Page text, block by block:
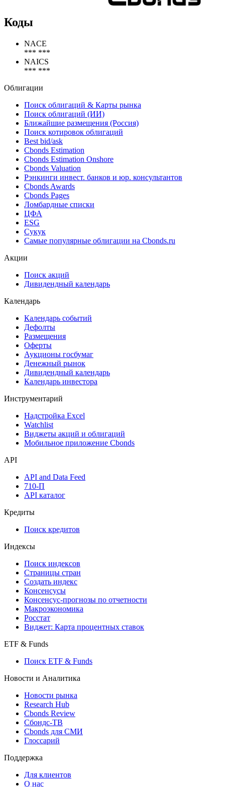
Коды
NACE
*** ***
NAICS
*** ***
Облигации
Поиск облигаций & Карты рынка
Поиск облигаций (ИИ)
Ближайшие размещения (Россия)
Поиск котировок облигаций
Best bid/ask
Cbonds Estimation
Cbonds Estimation Onshore
Cbonds Valuation
Рэнкинги инвест. банков и юр. консультантов
Cbonds Awards
Cbonds Pages
Ломбардные списки
ЦФА
ESG
Сукук
Самые популярные облигации на Cbonds.ru
Акции
Поиск акций
Дивидендный календарь
Календарь
Календарь событий
Дефолты
Размещения
Оферты
Аукционы госбумаг
Денежный рынок
Дивидендный календарь
Календарь инвестора
Инструментарий
Надстройка Excel
Watchlist
Виджеты акций и облигаций
Мобильное приложение Cbonds
API
API and Data Feed
710-П
API каталог
Кредиты
Поиск кредитов
Индексы
Поиск индексов
Страницы стран
Создать индекс
Консенсусы
Консенсус-прогнозы по отчетности
Макроэкономика
Росстат
Виджет: Карта процентных ставок
ETF & Funds
Поиск ETF & Funds
Новости и Аналитика
Новости рынка
Research Hub
Cbonds Review
Сбондс-ТВ
Cbonds для СМИ
Глоссарий
Поддержка
Для клиентов
О нас